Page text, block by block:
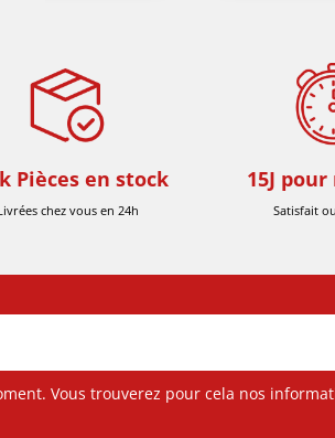
Pièces en stock
chez vous en 24h
15J
Satisfait
Vous trouverez pour cela nos